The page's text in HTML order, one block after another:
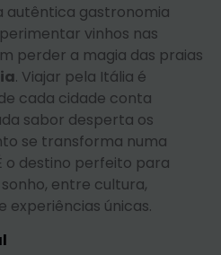
autêntica gastronomia
vinhos nas
perder a magia das praias
. Viajar pela Itália é
cada cidade conta
sabor desperta os
se transforma numa
o destino perfeito para
entre cultura,
experiências únicas.